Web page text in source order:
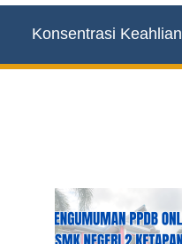
Konsentrasi Keahlian